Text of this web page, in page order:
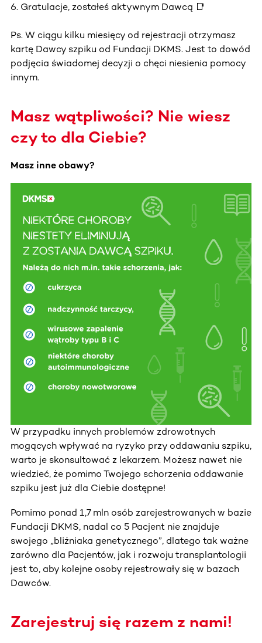
6. Gratulacje, zostałeś aktywnym Dawcą 📑
Ps. W ciągu kilku miesięcy od rejestracji otrzymasz
kartę Dawcy szpiku od Fundacji DKMS. Jest to dowód
podjęcia świadomej decyzji o chęci niesienia pomocy
innym.
Masz wątpliwości? Nie wiesz
czy to dla Ciebie?
Masz inne obawy?
W przypadku innych problemów zdrowotnych
mogących wpływać na ryzyko przy oddawaniu szpiku,
warto je skonsultować z lekarzem. Możesz nawet nie
wiedzieć, że pomimo Twojego schorzenia oddawanie
szpiku jest już dla Ciebie dostępne!
Pomimo ponad 1,7 mln osób zarejestrowanych w bazie
Fundacji DKMS, nadal co 5 Pacjent nie znajduje
swojego „bliźniaka genetycznego”, dlatego tak ważne
zarówno dla Pacjentów, jak i rozwoju transplantologii
jest to, aby kolejne osoby rejestrowały się w bazach
Dawców.
Zarejestruj się razem z nami!